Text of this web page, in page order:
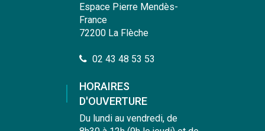
Espace Pierre Mendès-
France
72200 La Flèche
02 43 48 53 53
HORAIRES
D'OUVERTURE
Du lundi au vendredi, de